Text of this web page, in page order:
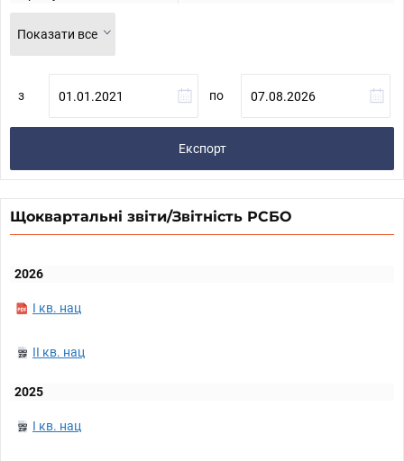
Показати все
з по
Експорт
Щоквартальні звіти/Звітність РСБО
2026
I кв. нац
II кв. нац
2025
I кв. нац